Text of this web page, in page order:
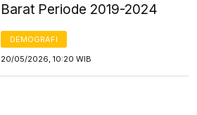
Barat Periode 2019-2024
DEMOGRAFI
20/05/2026, 10:20 WIB